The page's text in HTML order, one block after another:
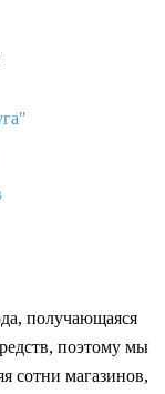
получающаяся
поэтому мы
сотни магазинов,